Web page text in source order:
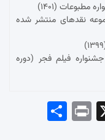
(۱۴۰۱)
نقدهای منتشر شده
فیلم فجر (دوره
Pri